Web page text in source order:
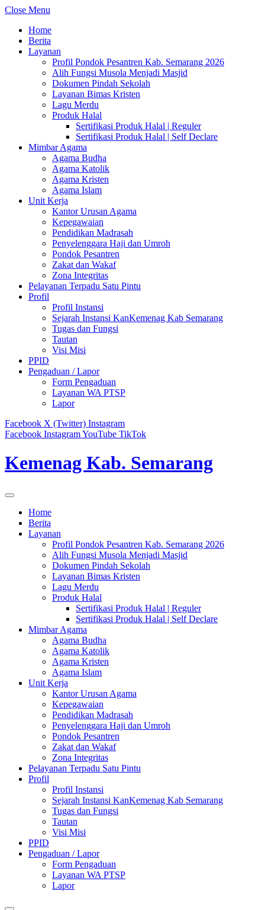
Close Menu
Home
Berita
Layanan
Profil Pondok Pesantren Kab. Semarang 2026
Alih Fungsi Musola Menjadi Masjid
Dokumen Pindah Sekolah
Layanan Bimas Kristen
Lagu Merdu
Produk Halal
Sertifikasi Produk Halal | Reguler
Sertifikasi Produk Halal | Self Declare
Mimbar Agama
Agama Budha
Agama Katolik
Agama Kristen
Agama Islam
Unit Kerja
Kantor Urusan Agama
Kepegawaian
Pendidikan Madrasah
Penyelenggara Haji dan Umroh
Pondok Pesantren
Zakat dan Wakaf
Zona Integritas
Pelayanan Terpadu Satu Pintu
Profil
Profil Instansi
Sejarah Instansi KanKemenag Kab Semarang
Tugas dan Fungsi
Tautan
Visi Misi
PPID
Pengaduan / Lapor
Form Pengaduan
Layanan WA PTSP
Lapor
Facebook X (Twitter) Instagram
Facebook InstagramYouTube TikTok
Kemenag Kab. Semarang
Home
Berita
Layanan
Profil Pondok Pesantren Kab. Semarang 2026
Alih Fungsi Musola Menjadi Masjid
Dokumen Pindah Sekolah
Layanan Bimas Kristen
Lagu Merdu
Produk Halal
Sertifikasi Produk Halal | Reguler
Sertifikasi Produk Halal | Self Declare
Mimbar Agama
Agama Budha
Agama Katolik
Agama Kristen
Agama Islam
Unit Kerja
Kantor Urusan Agama
Kepegawaian
Pendidikan Madrasah
Penyelenggara Haji dan Umroh
Pondok Pesantren
Zakat dan Wakaf
Zona Integritas
Pelayanan Terpadu Satu Pintu
Profil
Profil Instansi
Sejarah Instansi KanKemenag Kab Semarang
Tugas dan Fungsi
Tautan
Visi Misi
PPID
Pengaduan / Lapor
Form Pengaduan
Layanan WA PTSP
Lapor